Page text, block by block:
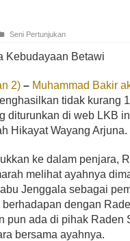
Seni Pertunjukan
Kebudayaan Betawi
2) – Muhammad Bakir
tidak kurang
diturunkan di web LKB
Hikayat Wayang
ke dalam penjara,
melihat ayahnya
Jenggala sebagai
dengan
pun ada di pihak Raden
bersama ayahnya.